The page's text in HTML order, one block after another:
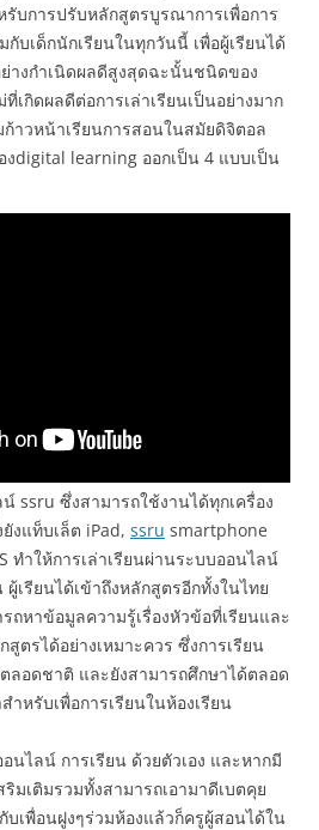
รับการปรับหลักสูตรบูรณาการเพื่อการ
กับเด็กนักเรียนในทุกวันนี้ เพื่อผู้เรียนได้
างกำเนิดผลดีสูงสุดฉะนั้นชนิดของ
เกิดผลดีต่อการเล่าเรียนเป็นอย่างมาก
าวหน้าเรียนการสอนในสมัยดิจิตอล
digital learning ออกเป็น 4 แบบเป็น
ssru ซึ่งสามารถใช้งานได้ทุกเครื่อง
งแท็บเล็ต iPad, ssru smartphone
ทำให้การเล่าเรียนผ่านระบบออนไลน์
รียนได้เข้าถึงหลักสูตรอีกทั้งในไทย
ถหาข้อมูลความรู้เรื่องหัวข้อที่เรียนและ
ตรได้อย่างเหมาะควร ซึ่งการเรียน
ลอดชาติ และยังสามารถศึกษาได้ตลอด
ำหรับเพื่อการเรียนในห้องเรียน
นไลน์ การเรียน ด้วยตัวเอง และหากมี
มเติมรวมทั้งสามารถเอามาดีเบตคุย
เพื่อนฝูงๆร่วมห้องแล้วก็ครูผู้สอนได้ใน